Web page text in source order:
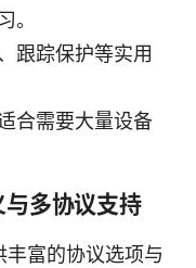
。
跟踪保护等实用
合需要大量设备
多协议支持
富的协议选项与